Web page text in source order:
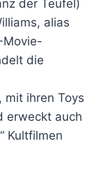
der Teufel)
alias
Movie-
die
mit ihren Toys
erweckt auch
Kultfilmen